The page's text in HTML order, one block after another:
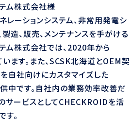
ム株式会社様
レーションシステム、非常用発電シ
造、販売、メンテナンスを手がける
ム株式会社では、2020年から
ます。また、SCSK北海道とOEM契
自社向けにカスタマイズした
中です。自社内の業務効率改善だ
サービスとしてCHECKROIDを活
。